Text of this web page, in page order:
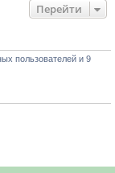
Перейти
пользователей и 9